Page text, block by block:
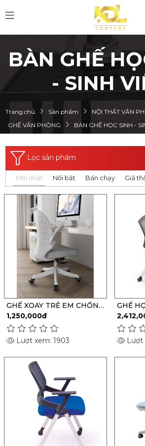
BÀN GHẾ
- SINH
Trang chủ Sản phẩm NỘI THẤT VĂN
GHẾ VĂN PHÒNG BÀN GHẾ HỌC SINH -
Lọc sản phẩm
Mới nhất Nổi bật Bán chạy Giá
GHẾ XOAY TRẺ EM CHỐNG
GÙ - H03
1,250,000đ
Lượt xem: 1903
GHẾ
Lượt